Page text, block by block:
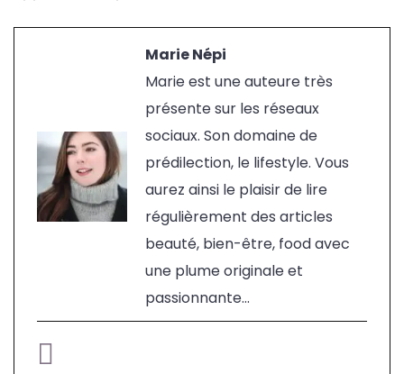
Marie Népi
Marie est une auteure très
présente sur les réseaux
sociaux. Son domaine de
prédilection, le lifestyle. Vous
aurez ainsi le plaisir de lire
régulièrement des articles
beauté, bien-être, food avec
une plume originale et
passionnante...